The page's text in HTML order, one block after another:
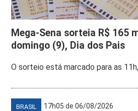
Mega-Sena sorteia R$ 165
domingo (9), Dia dos Pais
O sorteio está marcado para as
BRASIL 17h05 de 06/08/2026